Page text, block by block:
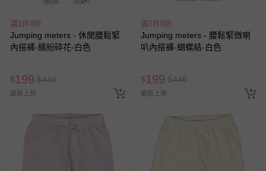
滿1件8折
Jumping meters - 休閒腰鬆緊
內搭褲-繽紛碎花-白色
$199 $449
最新上架
滿1件8折
Jumping meters - 腰鬆緊微喇
叭內搭褲-蝴蝶結-白色
$199 $449
最新上架